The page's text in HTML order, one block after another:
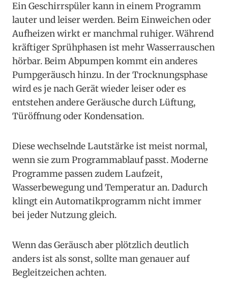
Ein Geschirrspüler kann in einem Programm
lauter und leiser werden. Beim Einweichen oder
Aufheizen wirkt er manchmal ruhiger. Während
kräftiger Sprühphasen ist mehr Wasserrauschen
hörbar. Beim Abpumpen kommt ein anderes
Pumpgeräusch hinzu. In der Trocknungsphase
wird es je nach Gerät wieder leiser oder es
entstehen andere Geräusche durch Lüftung,
Türöffnung oder Kondensation.
Diese wechselnde Lautstärke ist meist normal,
wenn sie zum Programmablauf passt. Moderne
Programme passen zudem Laufzeit,
Wasserbewegung und Temperatur an. Dadurch
klingt ein Automatikprogramm nicht immer
bei jeder Nutzung gleich.
Wenn das Geräusch aber plötzlich deutlich
anders ist als sonst, sollte man genauer auf
Begleitzeichen achten.